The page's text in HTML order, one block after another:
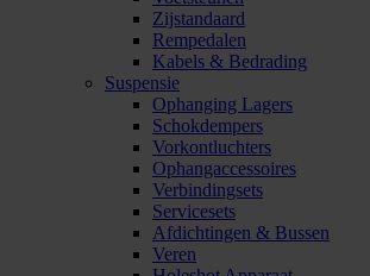
Zijstandaard
Rempedalen
Kabels & Bedrading
Suspensie
Ophanging Lagers
Schokdempers
Vorkontluchters
Ophangaccessoires
Verbindingsets
Servicesets
Afdichtingen & Bussen
Veren